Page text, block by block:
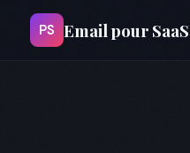
PS Email pour SaaS